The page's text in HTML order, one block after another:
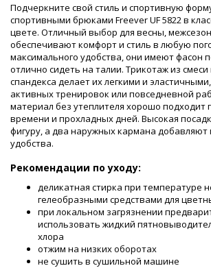
Подчеркните свой стиль и спортивную
спортивными брюками Freever UF 5822 в
цвете. Отличный выбор для весны,
обеспечивают комфорт и стиль в любую
максимального удобства, они имеют фасон
отлично сидеть на талии. Трикотаж из смеси
спандекса делает их легкими и
активных тренировок или повседневной
материал без утеплителя хорошо подходит
времени и прохладных дней. Высокая
фигуру, а два наружных кармана добавляют
удобства.
Рекомендации по уходу:
деликатная стирка при температуре
гелеобразными средствами для
при локальном загрязнении
использовать жидкий
хлора
отжим на низких оборотах
не сушить в сушильной машине